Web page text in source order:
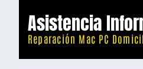
contenido
Asistencia
Reparación Mac PC